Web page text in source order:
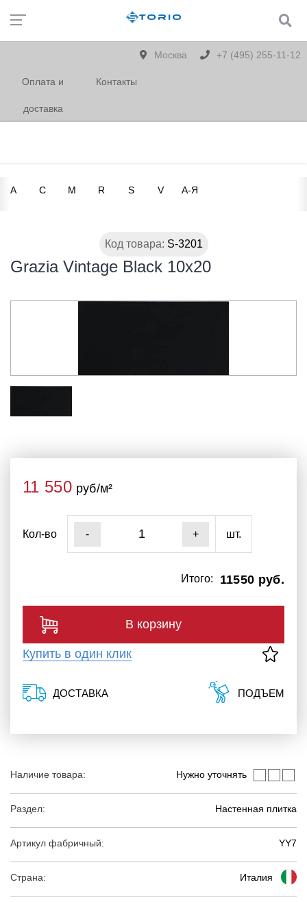
Москва +7 (495) 255-11-12
Оплата и
доставка
Контакты
A C M R S V А-Я
Код товара: S-3201
Grazia Vintage Black 10x20
Наличие товара: Нужно уточнять
Раздел: Настенная плитка
Артикул фабричный: YY7
Страна: Италия
11 550 руб/м²
Кол-во - + шт.
11550 руб.
Итого:
В корзину
Купить в один клик
ДОСТАВКА ПОДЪЕМ